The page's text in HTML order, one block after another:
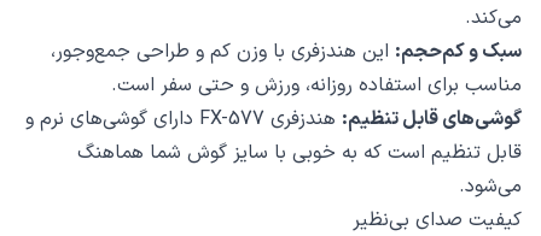
می‌کند.
سبک و کم‌حجم: این هندزفری با وزن کم و طراحی جمع‌وجور،
مناسب برای استفاده روزانه، ورزش و حتی سفر است.
گوشی‌های قابل تنظیم:
هندزفری FX-577 دارای گوشی‌های نرم و
قابل تنظیم است که به خوبی با سایز گوش شما هماهنگ
می‌شود.
کیفیت صدای بی‌نظیر